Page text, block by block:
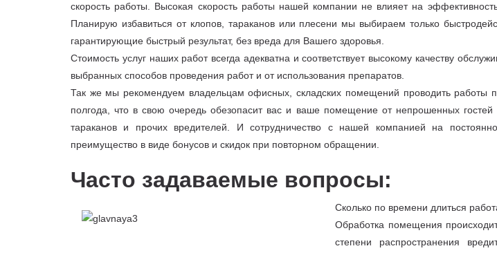
скорость работы. Высокая скорость работы нашей компании не влияет на
Планирую избавиться от клопов, тараканов или плесени мы выбираем только
гарантирующие быстрый результат, без вреда для Вашего здоровья.
Стоимость услуг наших работ всегда адекватна и соответствует высокому качеству
выбранных способов проведения работ и от использования препаратов.
Так же мы рекомендуем владельцам офисных, складских помещений проводить работы
полгода, что в свою очередь обезопасит вас и ваше помещение от непрошенных
тараканов и прочих вредителей. И сотрудничество с нашей компанией на
преимущество в виде бонусов и скидок при повторном обращении.
Часто задаваемые вопросы:
Сколько по времени длиться
Обработка помещения
степени распространения